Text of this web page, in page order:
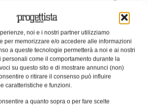
noi e i nostri partner utilizziamo
per memorizzare e/o accedere alle informazioni
a queste tecnologie permetterà a noi e ai nostri
come il comportamento durante la
su questo sito e di mostrare annunci (non)
o ritirare il consenso può influire
caratteristiche e funzioni.
a quanto sopra o per fare scelte
il suo valore oggi
vari periodi storici ci siano delle
e sulle metodologie di
approcci
14/05/2013
WEB